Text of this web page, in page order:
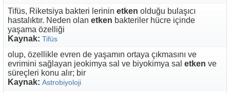
Tifüs, Riketsiya bakteri lerinin etken olduğu bulaşıcı
hastalıktır. Neden olan etken bakteriler hücre içinde
yaşama özelliği
Kaynak: Tifüs
olup, özellikle evren de yaşamın ortaya çıkmasını ve
evrimini sağlayan jeokimya sal ve biyokimya sal etken ve
süreçleri konu alır; bir
Kaynak: Astrobiyoloji